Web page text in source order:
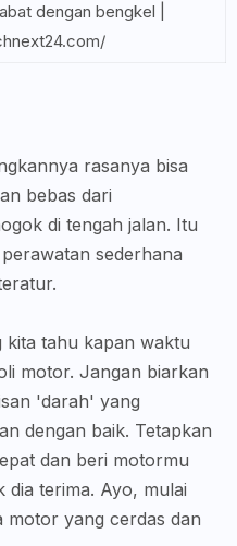
dengan bengkel |
rasanya bisa
bebas dari
di tengah jalan. Itu
sederhana
kita tahu kapan waktu
motor. Jangan biarkan
'darah' yang
dengan baik. Tetapkan
dan beri motormu
dia terima. Ayo, mulai
motor yang cerdas dan